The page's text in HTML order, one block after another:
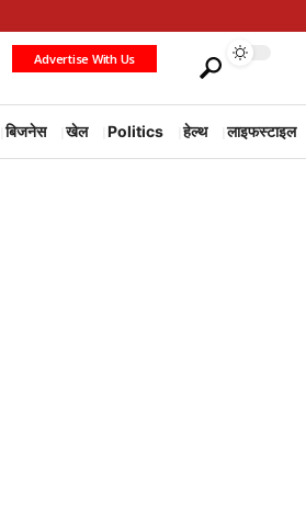
Advertise With Us
बिजनेस खेल Politics हेल्थ लाइफस्टाइल